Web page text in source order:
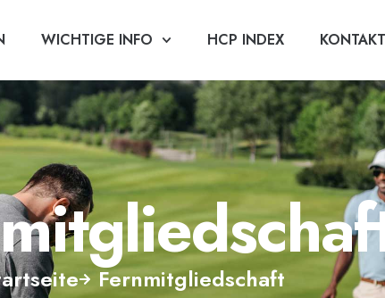
WICHTIGE INFO HCP INDEX KONTAKT
Fernmitgliedschaft